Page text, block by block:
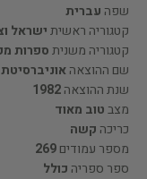
שפה עברית
קטגוריה ראשיתישראל
קטגוריה משניתספרות
שם ההוצאה
שנת ההוצאה1982
מצבטוב מאוד
כריכה קשה
מספר עמודים269
ספר ספריה כולל